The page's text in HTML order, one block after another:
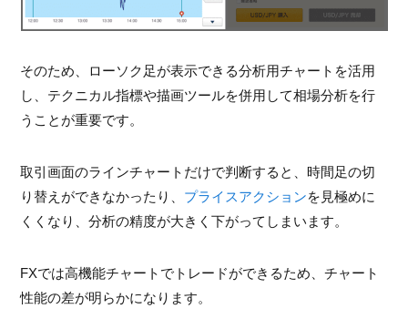
そのため、ローソク足が表示できる分析用チャートを活用
し、テクニカル指標や描画ツールを併用して相場分析を行
うことが重要です。
取引画面のラインチャートだけで判断すると、時間足の切
り替えができなかったり、 プライスアクションを見極めに
くくなり、分析の精度が大きく下がってしまいます。
FXでは高機能チャートでトレードができるため、チャート
性能の差が明らかになります。